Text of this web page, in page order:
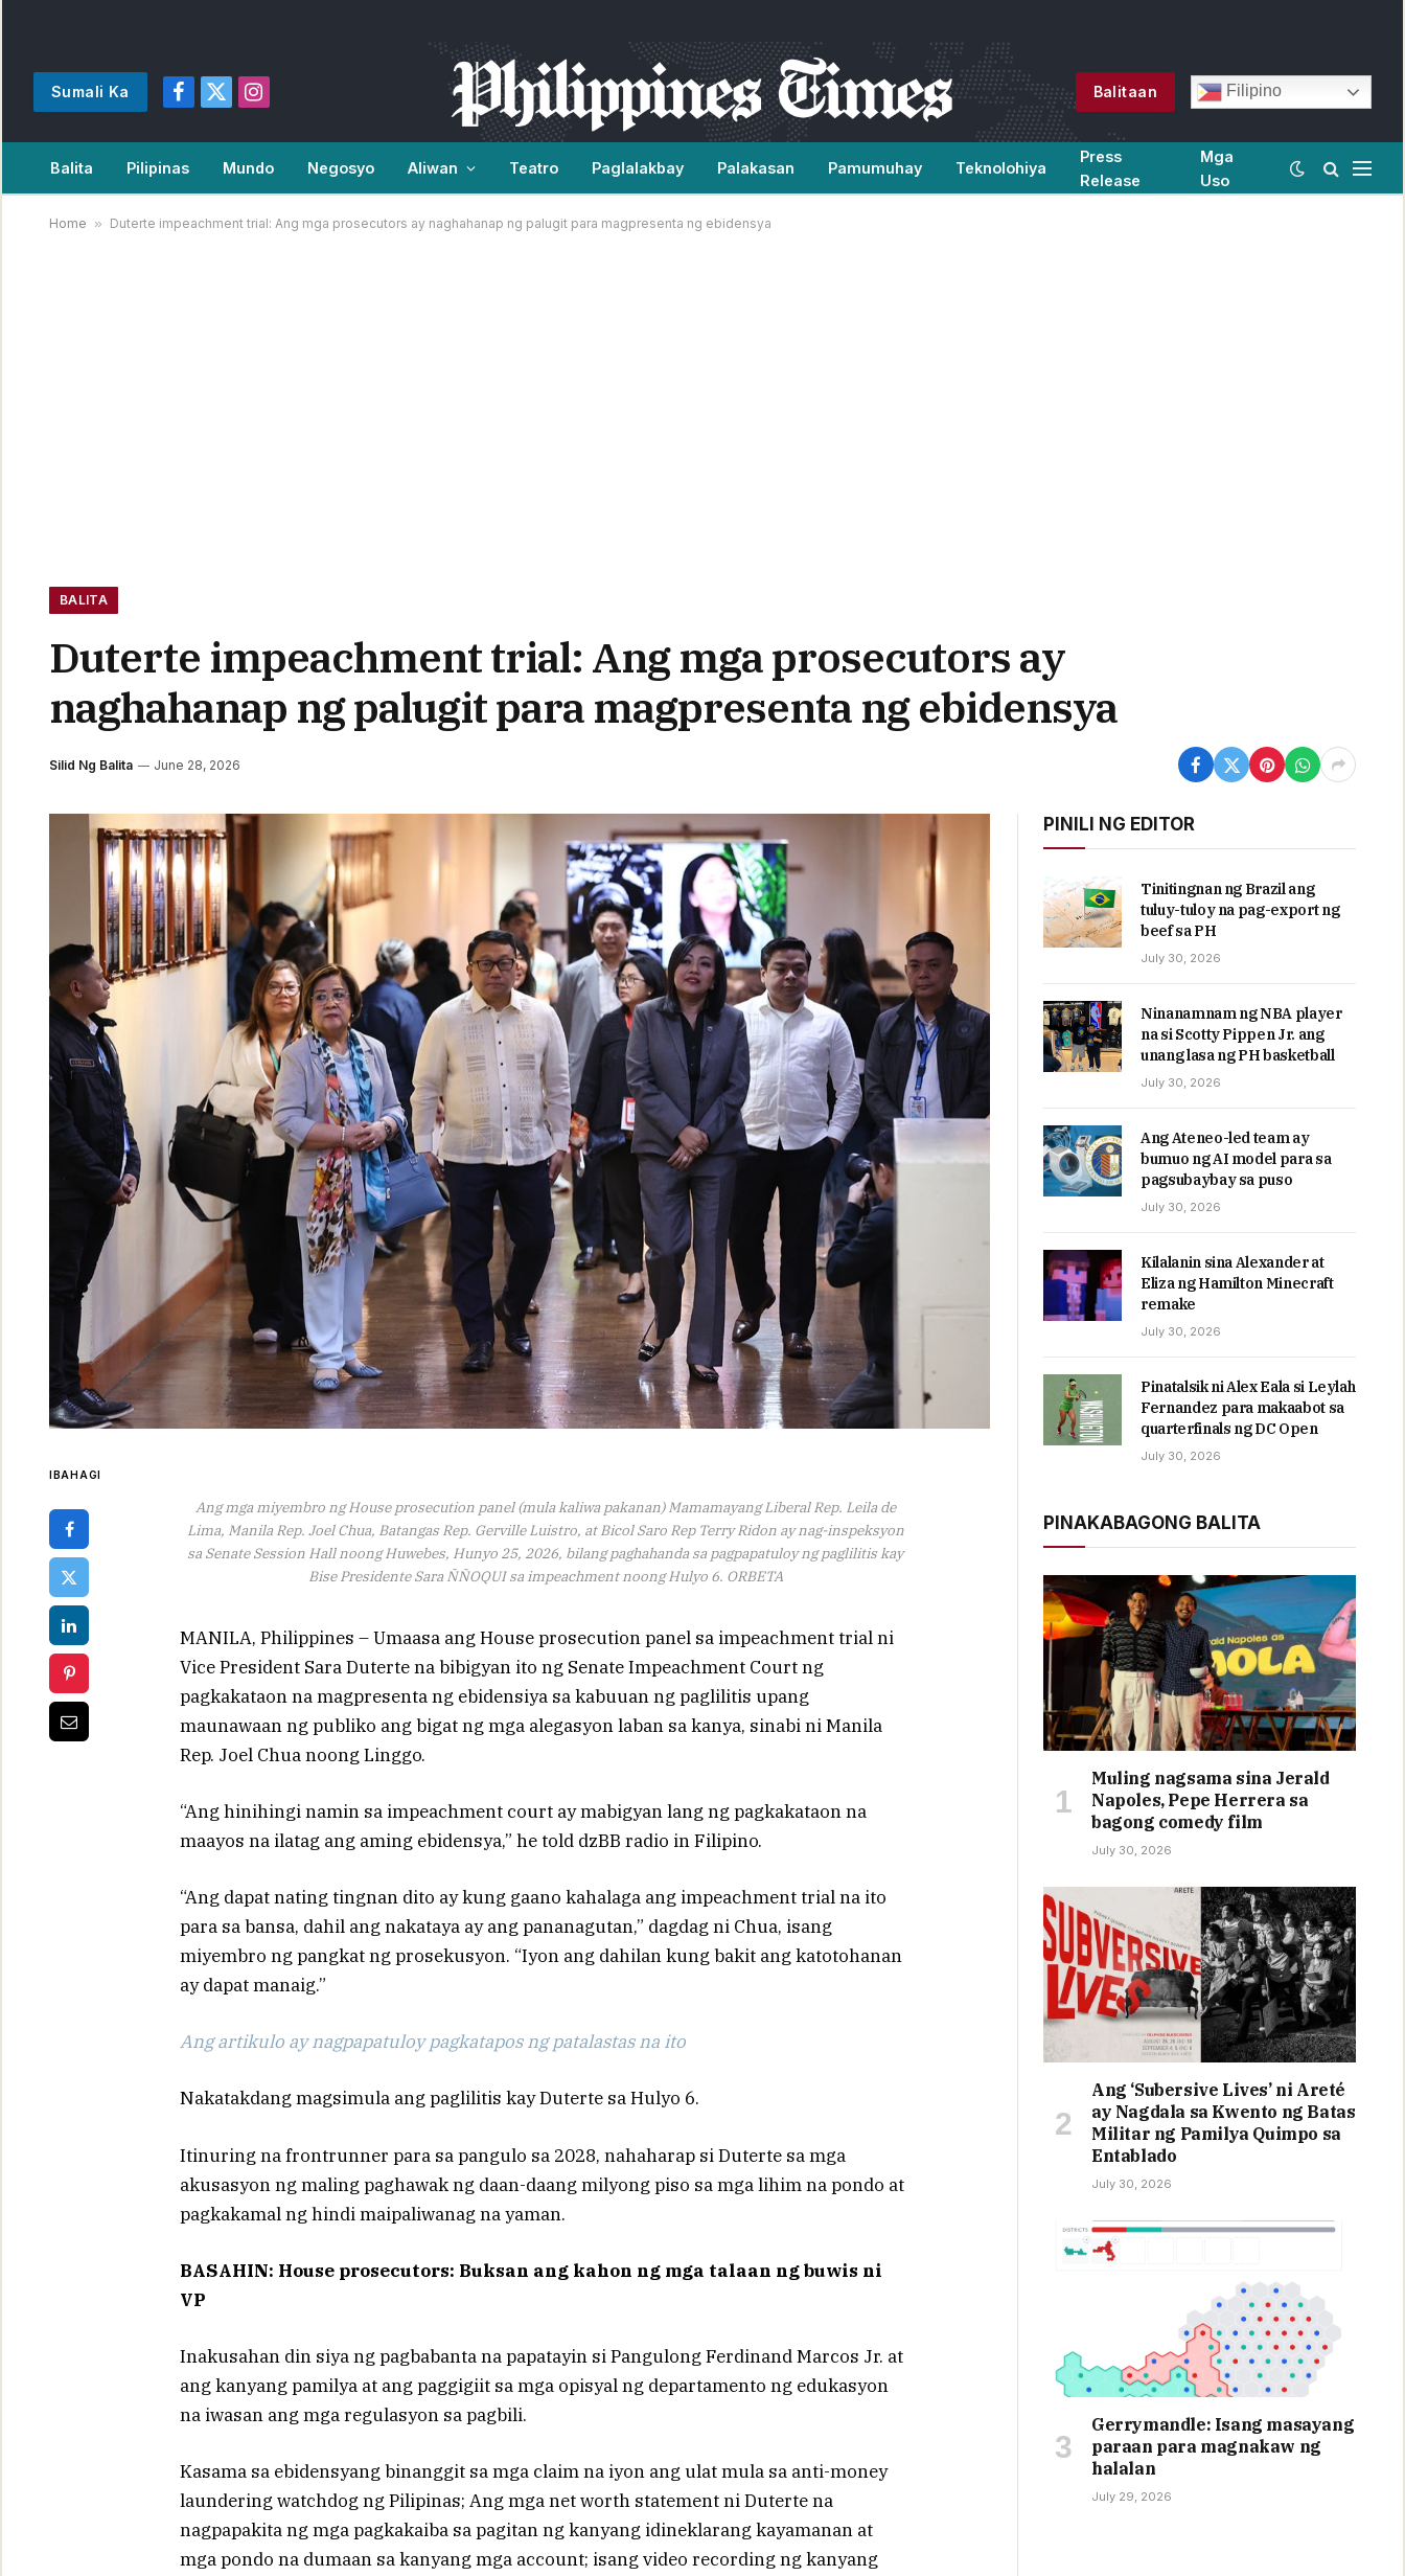
Sumali Ka
Facebook
X
Instagram
Balitaan Filipino
Balita Pilipinas Mundo Negosyo Aliwan Teatro Paglalakbay Palakasan Pamumuhay Teknolohiya
Press
Release
Mga
Uso
Home » Duterte impeachment trial: Ang mga prosecutors ay naghahanap ng palugit para magpresenta ng ebidensya
BALITA
Duterte impeachment trial: Ang mga prosecutors ay
naghahanap ng palugit para magpresenta ng ebidensya
Silid Ng Balita June 28, 2026
IBAHAGI
Ang mga miyembro ng House prosecution panel (mula kaliwa pakanan) Mamamayang Liberal Rep. Leila de
Lima, Manila Rep. Joel Chua, Batangas Rep. Gerville Luistro, at Bicol Saro Rep Terry Ridon ay nag-inspeksyon
sa Senate Session Hall noong Huwebes, Hunyo 25, 2026, bilang paghahanda sa pagpapatuloy ng paglilitis kay
Bise Presidente Sara ÑÑOQUI sa impeachment noong Hulyo 6. ORBETA
MANILA, Philippines – Umaasa ang House prosecution panel sa impeachment trial ni
Vice President Sara Duterte na bibigyan ito ng Senate Impeachment Court ng
pagkakataon na magpresenta ng ebidensiya sa kabuuan ng paglilitis upang
maunawaan ng publiko ang bigat ng mga alegasyon laban sa kanya, sinabi ni Manila
Rep. Joel Chua noong Linggo.
“Ang hinihingi namin sa impeachment court ay mabigyan lang ng pagkakataon na
maayos na ilatag ang aming ebidensya,” he told dzBB radio in Filipino.
“Ang dapat nating tingnan dito ay kung gaano kahalaga ang impeachment trial na ito
para sa bansa, dahil ang nakataya ay ang pananagutan,” dagdag ni Chua, isang
miyembro ng pangkat ng prosekusyon. “Iyon ang dahilan kung bakit ang katotohanan
ay dapat manaig.”
Ang artikulo ay nagpapatuloy pagkatapos ng patalastas na ito
Nakatakdang magsimula ang paglilitis kay Duterte sa Hulyo 6.
Itinuring na frontrunner para sa pangulo sa 2028, nahaharap si Duterte sa mga
akusasyon ng maling paghawak ng daan-daang milyong piso sa mga lihim na pondo at
pagkakamal ng hindi maipaliwanag na yaman.
BASAHIN: House prosecutors: Buksan ang kahon ng mga talaan ng buwis ni
VP
Inakusahan din siya ng pagbabanta na papatayin si Pangulong Ferdinand Marcos Jr. at
ang kanyang pamilya at ang paggigiit sa mga opisyal ng departamento ng edukasyon
na iwasan ang mga regulasyon sa pagbili.
Kasama sa ebidensyang binanggit sa mga claim na iyon ang ulat mula sa anti-money
laundering watchdog ng Pilipinas; Ang mga net worth statement ni Duterte na
nagpapakita ng mga pagkakaiba sa pagitan ng kanyang idineklarang kayamanan at
mga pondo na dumaan sa kanyang mga account; isang video recording ng kanyang
PINILI NG EDITOR
Tinitingnan ng Brazil ang
tuluy-tuloy na pag-export ng
beef sa PH
July 30, 2026
Ninanamnam ng NBA player
na si Scotty Pippen Jr. ang
unang lasa ng PH basketball
July 30, 2026
Ang Ateneo-led team ay
bumuo ng AI model para sa
pagsubaybay sa puso
July 30, 2026
Kilalanin sina Alexander at
Eliza ng Hamilton Minecraft
remake
July 30, 2026
Pinatalsik ni Alex Eala si Leylah
Fernandez para makaabot sa
quarterfinals ng DC Open
July 30, 2026
PINAKABAGONG BALITA
Muling nagsama sina Jerald
Napoles, Pepe Herrera sa
bagong comedy film
July 30, 2026
Ang ‘Subersive Lives’ ni Areté
ay Nagdala sa Kwento ng Batas
Militar ng Pamilya Quimpo sa
Entablado
July 30, 2026
Gerrymandle: Isang masayang
paraan para magnakaw ng
halalan
July 29, 2026